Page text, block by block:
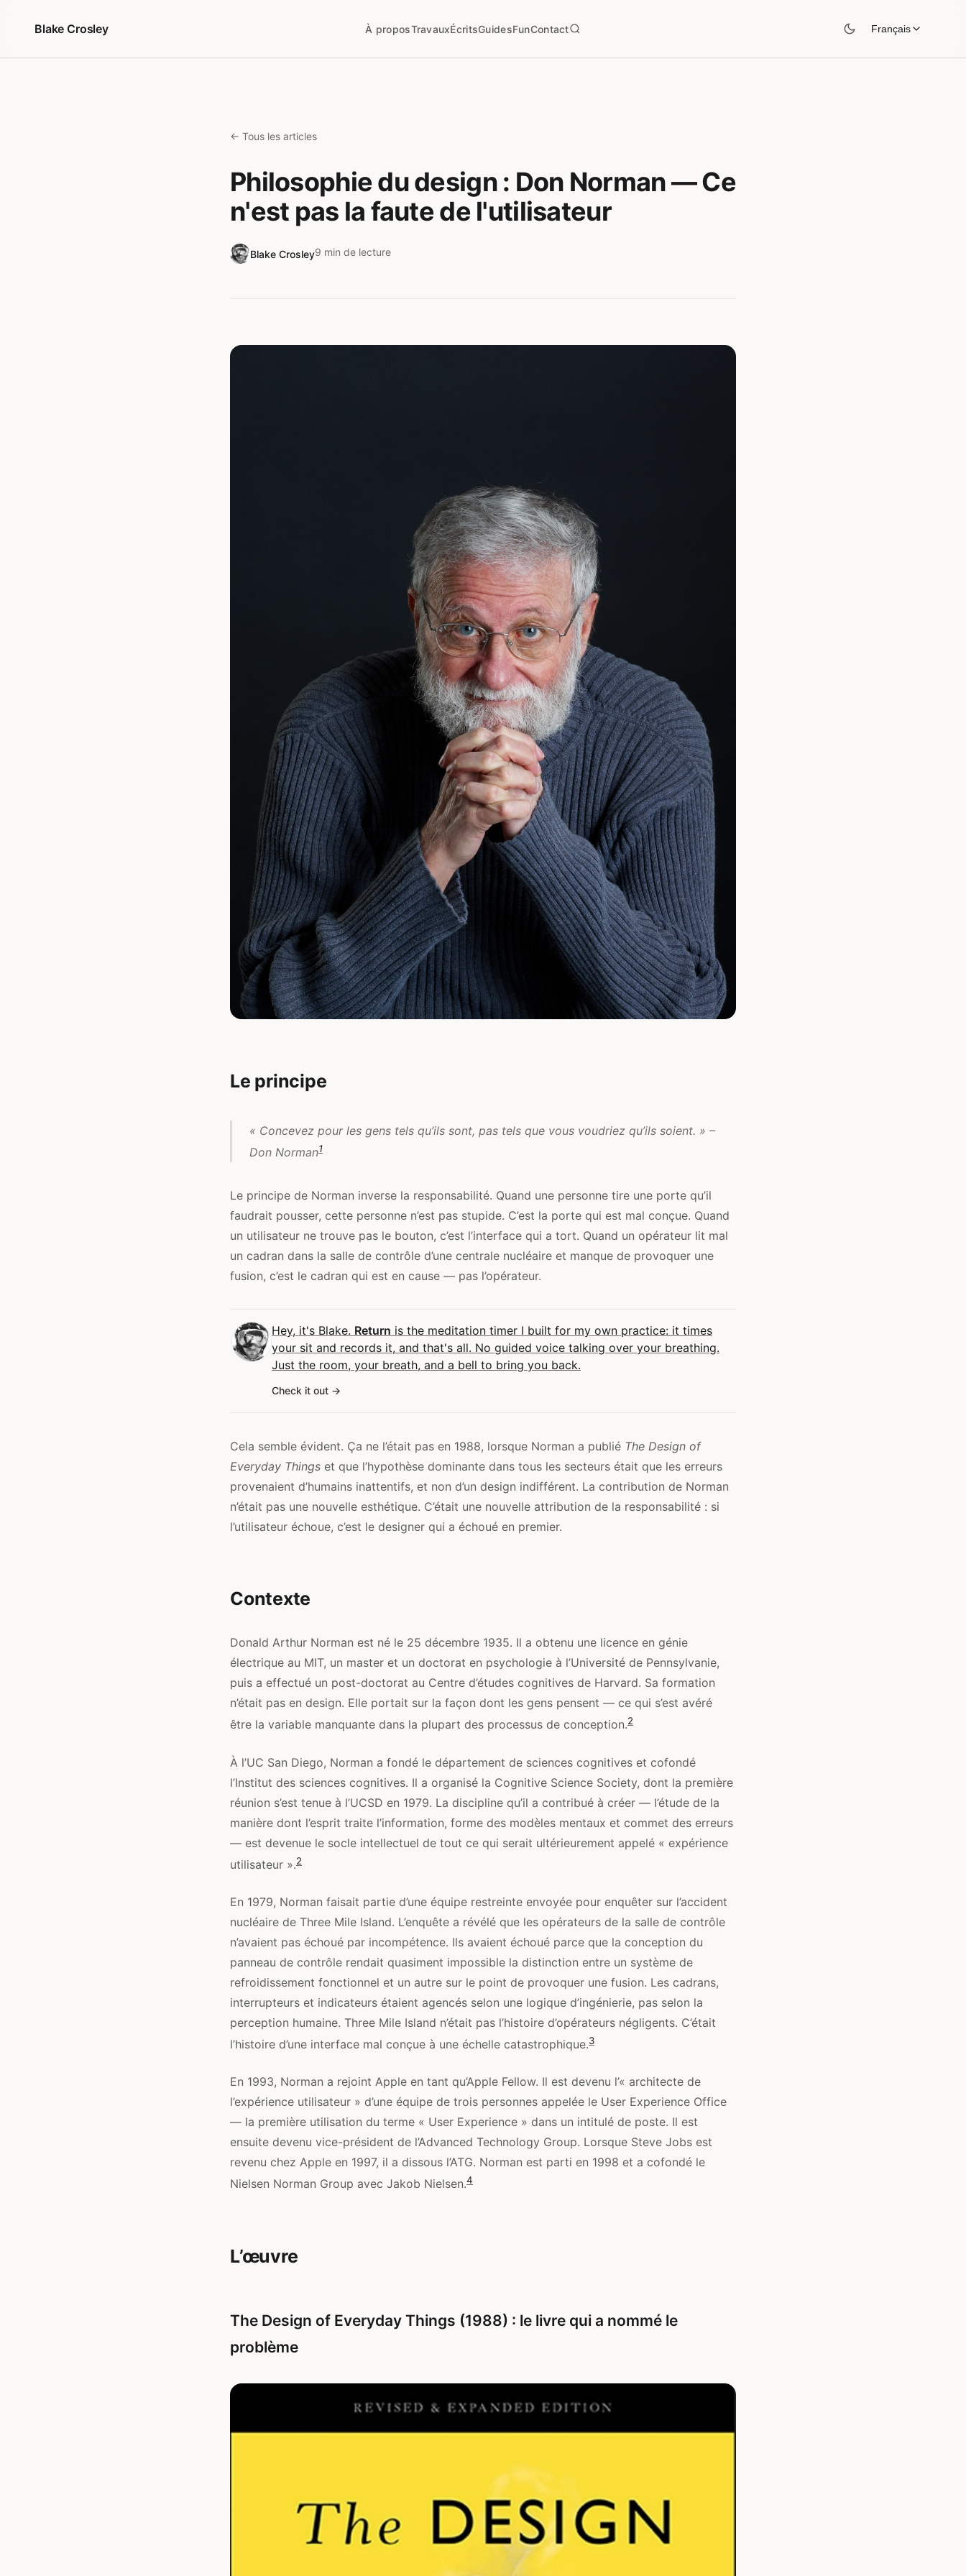
Blake Crosley
À proposTravauxÉcritsGuidesFunContact Français
← Tous les articles
Philosophie du design : Don Norman — Ce
n'est pas la faute de l'utilisateur
Blake Crosley9 min de lecture
Le principe
« Concevez pour les gens tels qu’ils sont, pas tels que vous voudriez qu’ils soient. » –
Don Norman1
Le principe de Norman inverse la responsabilité. Quand une personne tire une porte qu’il
faudrait pousser, cette personne n’est pas stupide. C’est la porte qui est mal conçue. Quand
un utilisateur ne trouve pas le bouton, c’est l’interface qui a tort. Quand un opérateur lit mal
un cadran dans la salle de contrôle d’une centrale nucléaire et manque de provoquer une
fusion, c’est le cadran qui est en cause — pas l’opérateur.
Hey, it's Blake. Return is the meditation timer I built for my own practice: it times
your sit and records it, and that's all. No guided voice talking over your breathing.
Just the room, your breath, and a bell to bring you back.
Check it out
Cela semble évident. Ça ne l’était pas en 1988, lorsque Norman a publié The Design of
Everyday Things et que l’hypothèse dominante dans tous les secteurs était que les erreurs
provenaient d’humains inattentifs, et non d’un design indifférent. La contribution de Norman
n’était pas une nouvelle esthétique. C’était une nouvelle attribution de la responsabilité : si
l’utilisateur échoue, c’est le designer qui a échoué en premier.
Contexte
Donald Arthur Norman est né le 25 décembre 1935. Il a obtenu une licence en génie
électrique au MIT, un master et un doctorat en psychologie à l’Université de Pennsylvanie,
puis a effectué un post-doctorat au Centre d’études cognitives de Harvard. Sa formation
n’était pas en design. Elle portait sur la façon dont les gens pensent — ce qui s’est avéré
être la variable manquante dans la plupart des processus de conception.2
À l’UC San Diego, Norman a fondé le département de sciences cognitives et cofondé
l’Institut des sciences cognitives. Il a organisé la Cognitive Science Society, dont la première
réunion s’est tenue à l’UCSD en 1979. La discipline qu’il a contribué à créer — l’étude de la
manière dont l’esprit traite l’information, forme des modèles mentaux et commet des erreurs
— est devenue le socle intellectuel de tout ce qui serait ultérieurement appelé « expérience
utilisateur ».2
En 1979, Norman faisait partie d’une équipe restreinte envoyée pour enquêter sur l’accident
nucléaire de Three Mile Island. L’enquête a révélé que les opérateurs de la salle de contrôle
n’avaient pas échoué par incompétence. Ils avaient échoué parce que la conception du
panneau de contrôle rendait quasiment impossible la distinction entre un système de
refroidissement fonctionnel et un autre sur le point de provoquer une fusion. Les cadrans,
interrupteurs et indicateurs étaient agencés selon une logique d’ingénierie, pas selon la
perception humaine. Three Mile Island n’était pas l’histoire d’opérateurs négligents. C’était
l’histoire d’une interface mal conçue à une échelle catastrophique.3
En 1993, Norman a rejoint Apple en tant qu’Apple Fellow. Il est devenu l’« architecte de
l’expérience utilisateur » d’une équipe de trois personnes appelée le User Experience Office
— la première utilisation du terme « User Experience » dans un intitulé de poste. Il est
ensuite devenu vice-président de l’Advanced Technology Group. Lorsque Steve Jobs est
revenu chez Apple en 1997, il a dissous l’ATG. Norman est parti en 1998 et a cofondé le
Nielsen Norman Group avec Jakob Nielsen.4
L’œuvre
The Design of Everyday Things (1988) : le livre qui a nommé le
problème